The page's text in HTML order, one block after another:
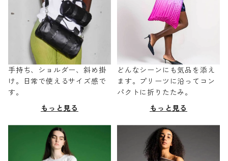
手持ち、ショルダー、斜め掛
け。日常で使えるサイズ感で
す。
もっと見る
どんなシーンにも気品を添え
ます。プリーツに沿ってコン
パクトに折りたたみ。
もっと見る